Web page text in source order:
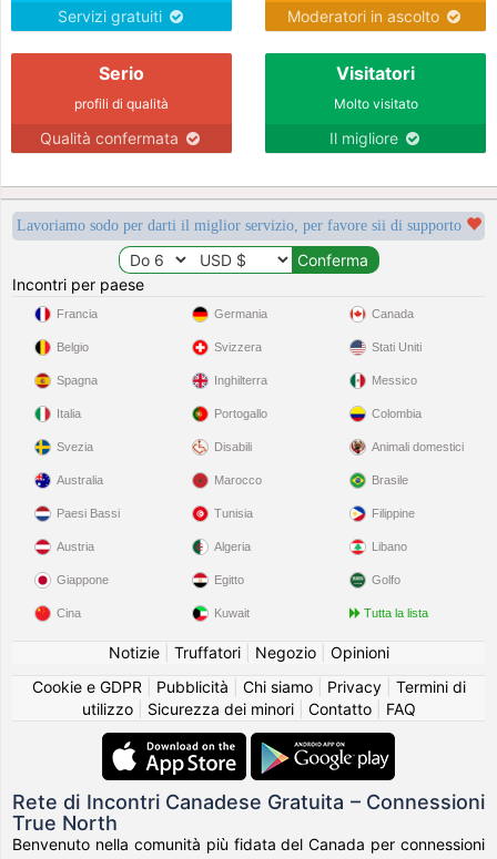
Servizi gratuiti Moderatori in ascolto
Serio
profili di qualità
Qualità confermata
Visitatori
Molto visitato
Il migliore
Lavoriamo sodo per darti il miglior servizio, per favore sii di supporto
Incontri per paese
Francia
Belgio
Spagna
Italia
Svezia
Germania
Svizzera
Inghilterra
Portogallo
Disabili
Canada
Stati Uniti
Messico
Colombia
Animali domestici
Australia
Paesi Bassi
Austria
Giappone
Cina
Marocco
Tunisia
Algeria
Egitto
Kuwait
Brasile
Filippine
Libano
Golfo
Tutta la lista
Notizie| Truffatori| Negozio| Opinioni
Cookie e GDPR
Pubblicità Chi siamo| Privacy| Termini di
utilizzo| Sicurezza dei minori| Contatto| FAQ
Rete di Incontri Canadese Gratuita – Connessioni
True North
Benvenuto nella comunità più fidata del Canada per connessioni